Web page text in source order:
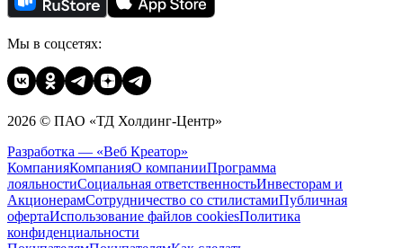
Мы в соцсетях:
2026 © ПАО «ТД Холдинг-Центр»
Разработка — «Веб Креатор»
КомпанияКомпанияО компанииПрограмма
лояльностиСоциальная ответственностьИнвесторам и
АкционерамСотрудничество со стилистамиПубличная
офертаИспользование файлов cookiesПолитика
конфиденциальности